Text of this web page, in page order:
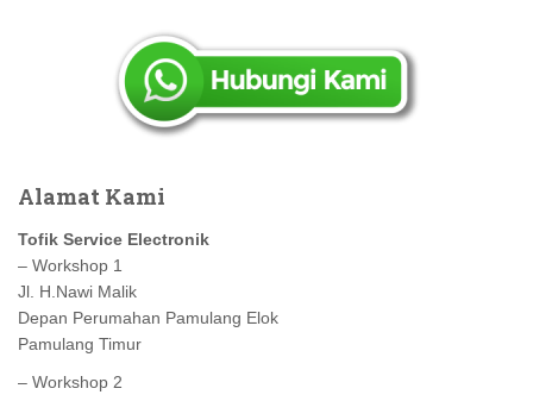
Alamat Kami
Tofik Service Electronik
– Workshop 1
Jl. H.Nawi Malik
Depan Perumahan Pamulang Elok
Pamulang Timur
– Workshop 2